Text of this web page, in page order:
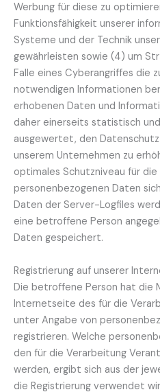
Werbung für diese zu
Funktionsfähigkeit unserer
Systeme und der Technik
gewährleisten sowie (4) um
Falle eines Cyberangriffes die
notwendigen Informationen
erhobenen Daten und
daher einerseits statistisch
ausgewertet, den
unserem Unternehmen zu
optimales Schutzniveau für
personenbezogenen Daten
Daten der Server-Logfiles
eine betroffene Person
Daten gespeichert.
Registrierung auf unserer
Die betroffene Person hat die
Internetseite des für die
unter Angabe von
registrieren. Welche
den für die Verarbeitung
werden, ergibt sich aus der
die Registrierung verwendet